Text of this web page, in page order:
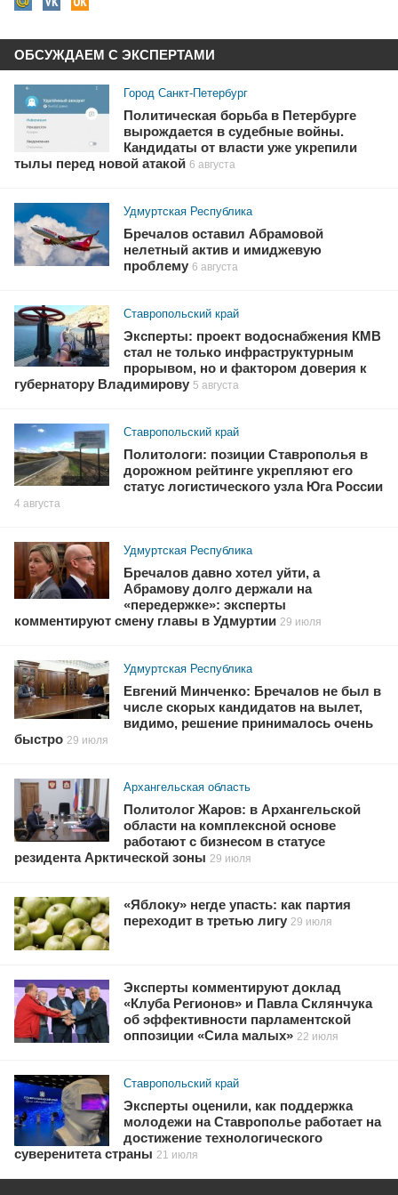
ОБСУЖДАЕМ С ЭКСПЕРТАМИ
Город Санкт-Петербург
Политическая борьба в Петербурге
вырождается в судебные войны.
Кандидаты от власти уже укрепили
тылы перед новой атакой 6 августа
Удмуртская Республика
Бречалов оставил Абрамовой
нелетный актив и имиджевую
проблему 6 августа
Ставропольский край
Эксперты: проект водоснабжения КМВ
стал не только инфраструктурным
прорывом, но и фактором доверия к
губернатору Владимирову 5 августа
Ставропольский край
Политологи: позиции Ставрополья в
дорожном рейтинге укрепляют его
статус логистического узла Юга России
4 августа
Удмуртская Республика
Бречалов давно хотел уйти, а
Абрамову долго держали на
«передержке»: эксперты
комментируют смену главы в Удмуртии 29 июля
Удмуртская Республика
Евгений Минченко: Бречалов не был в
числе скорых кандидатов на вылет,
видимо, решение принималось очень
быстро 29 июля
Архангельская область
Политолог Жаров: в Архангельской
области на комплексной основе
работают с бизнесом в статусе
резидента Арктической зоны 29 июля
«Яблоку» негде упасть: как партия
переходит в третью лигу 29 июля
Эксперты комментируют доклад
«Клуба Регионов» и Павла Склянчука
об эффективности парламентской
оппозиции «Сила малых» 22 июля
Ставропольский край
Эксперты оценили, как поддержка
молодежи на Ставрополье работает на
достижение технологического
суверенитета страны 21 июля